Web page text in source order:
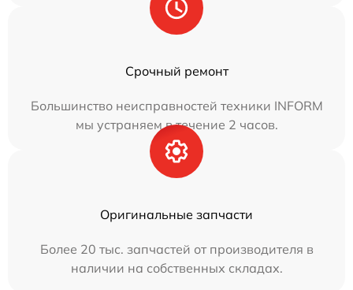
Срочный ремонт
Большинство неисправностей техники INFORM
мы устраняем в течение 2 часов.
Оригинальные запчасти
Более 20 тыс. запчастей от производителя в
наличии на собственных складах.